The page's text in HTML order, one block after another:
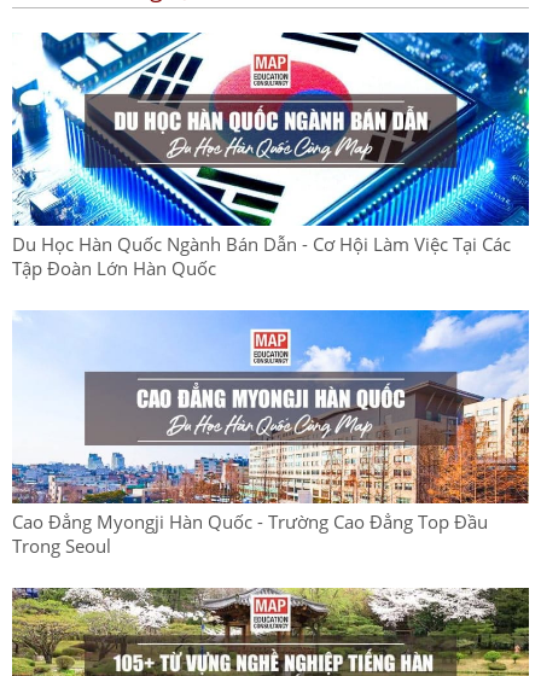
Du Học Hàn Quốc Ngành Bán Dẫn - Cơ Hội Làm Việc Tại Các
Tập Đoàn Lớn Hàn Quốc
Cao Đẳng Myongji Hàn Quốc - Trường Cao Đẳng Top Đầu
Trong Seoul